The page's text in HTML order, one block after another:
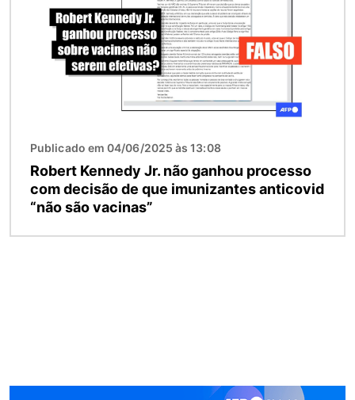
Publicado em 04/06/2025 às 13:08
Robert Kennedy Jr. não ganhou processo
com decisão de que imunizantes anticovid
“não são vacinas”